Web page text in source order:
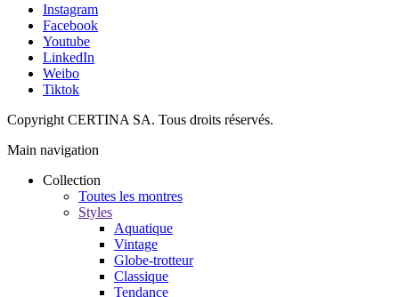
Instagram
Facebook
Youtube
LinkedIn
Weibo
Tiktok
Copyright CERTINA SA. Tous droits réservés.
Main navigation
Collection
Toutes les montres
Styles
Aquatique
Vintage
Globe-trotteur
Classique
Tendance